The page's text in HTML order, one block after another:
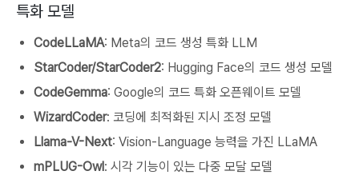
특화 모델
CodeLLaMA: Meta의 코드 생성 특화 LLM
StarCoder/StarCoder2: Hugging Face의 코드 생성 모델
CodeGemma: Google의 코드 특화 오픈웨이트 모델
WizardCoder: 코딩에 최적화된 지시 조정 모델
Llama-V-Next: Vision-Language 능력을 가진 LLaMA
mPLUG-Owl: 시각 기능이 있는 다중 모달 모델